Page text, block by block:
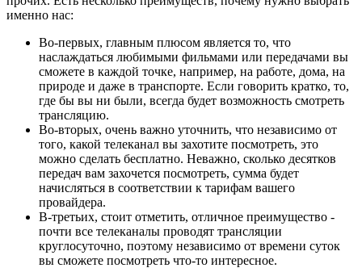
именно нас:
Во-первых, главным плюсом является то, что
наслаждаться любимыми фильмами или передачами вы
сможете в каждой точке, например, на работе, дома, на
природе и даже в транспорте. Если говорить кратко, то,
где бы вы ни были, всегда будет возможность смотреть
трансляцию.
Во-вторых, очень важно уточнить, что независимо от
того, какой телеканал вы захотите посмотреть, это
можно сделать бесплатно. Неважно, сколько десятков
передач вам захочется посмотреть, сумма будет
начисляться в соответствии к тарифам вашего
провайдера.
В-третьих, стоит отметить, отличное преимущество -
почти все телеканалы проводят трансляции
круглосуточно, поэтому независимо от времени суток
вы сможете посмотреть что-то интересное.